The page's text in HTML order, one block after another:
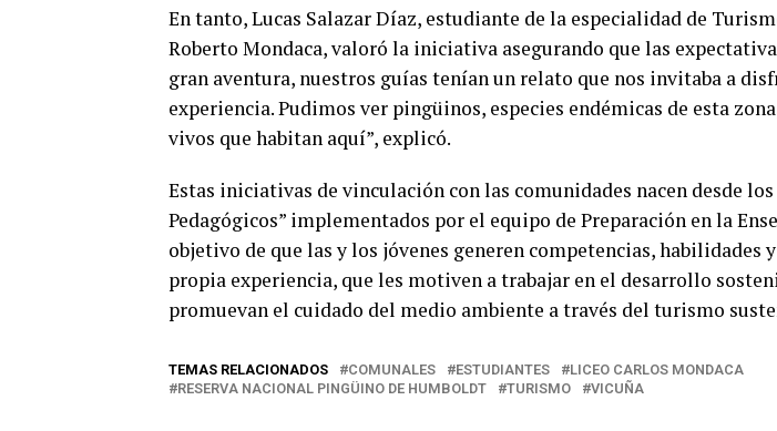
En tanto, Lucas Salazar Díaz, estudiante de la especialidad de
Roberto Mondaca, valoró la iniciativa asegurando que las
gran aventura, nuestros guías tenían un relato que nos invitaba a
experiencia. Pudimos ver pingüinos, especies endémicas de esta
vivos que habitan aquí”, explicó.
Estas iniciativas de vinculación con las comunidades nacen desde los
Pedagógicos” implementados por el equipo de Preparación en la
objetivo de que las y los jóvenes generen competencias, habilidades
propia experiencia, que les motiven a trabajar en el desarrollo
promuevan el cuidado del medio ambiente a través del turismo
TEMAS RELACIONADOS COMUNALES ESTUDIANTES
LICEO CARLOS MONDACA
RESERVA NACIONAL PINGÜINO DE HUMBOLDT
TURISMO VICUÑA